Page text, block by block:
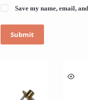
Save my name, email,
Submit